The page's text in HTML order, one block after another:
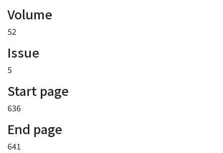
Volume
52
Issue
5
Start page
636
End page
641